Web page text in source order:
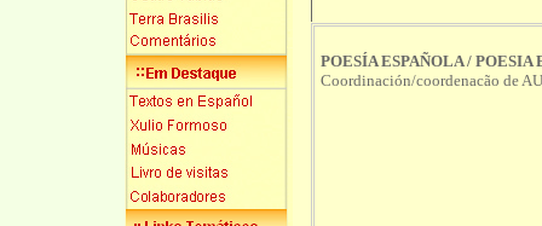
POESÍA ESPAÑOLA / POESIA
Coordinación/coordenacão de